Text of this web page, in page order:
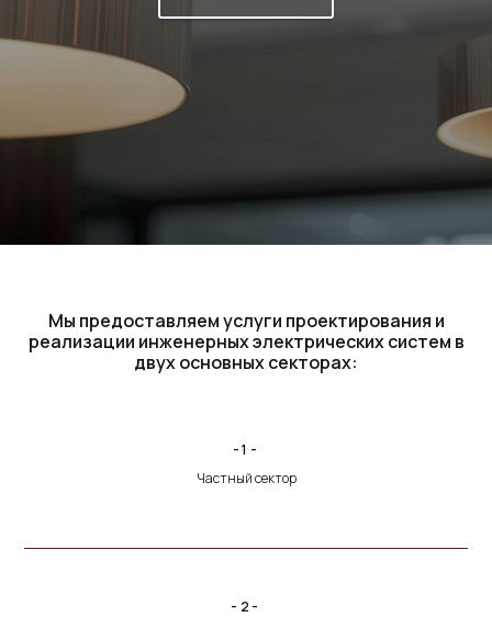
Мы предоставляем услуги проектирования и
реализации инженерных электрических систем в
двух основных секторах:
-1-
Частный сектор
-2-